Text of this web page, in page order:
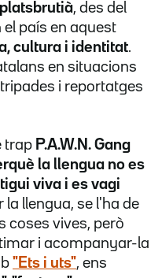
, des del
país en aquest
cultura i identitat.
en situacions
i reportatges
trap P.A.W.N. Gang
la llengua no es
viva i es vagi
la llengua, se l'ha de
coses vives, però
i acompanyar-la
"Ets i uts", ens